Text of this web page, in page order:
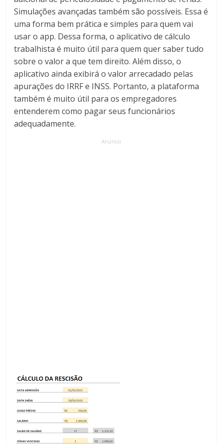
Simulações avançadas também são possíveis. Essa é
uma forma bem prática e simples para quem vai
usar o app. Dessa forma, o aplicativo de cálculo
trabalhista é muito útil para quem quer saber tudo
sobre o valor a que tem direito. Além disso, o
aplicativo ainda exibirá o valor arrecadado pelas
apurações do IRRF e INSS. Portanto, a plataforma
também é muito útil para os empregadores
entenderem como pagar seus funcionários
adequadamente.
Anúncio